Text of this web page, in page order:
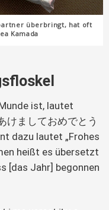
überbringt, hat oft
Kamada
ist, lautet
けましておめでとう
dazu lautet „Frohes
heißt es übersetzt
[das Jahr] begonnen